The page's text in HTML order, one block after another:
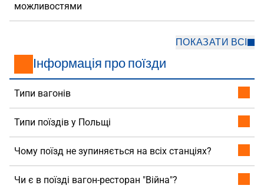
можливостями
ПОКАЗАТИ ВСІ
Інформація про поїзди
Типи вагонів
Типи поїздів у Польщі
Чому поїзд не зупиняється на всіх станціях?
Чи є в поїзді вагон-ресторан "Війна"?